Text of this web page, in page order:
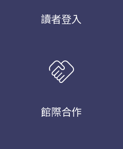
讀者登入
handshake
館際合作